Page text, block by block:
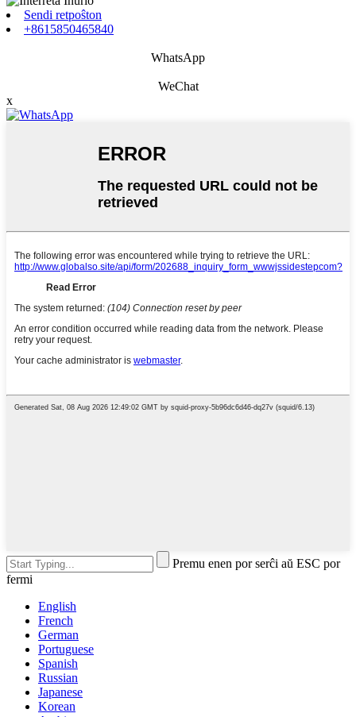
Sendi retpoŝton
+8615850465840
WhatsApp
WeChat
x
Premu enen por serĉi aŭ ESC por
fermi
English
French
German
Portuguese
Spanish
Russian
Japanese
Korean